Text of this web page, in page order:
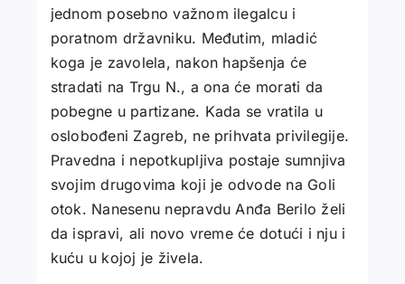
jednom posebno važnom ilegalcu i
poratnom državniku. Međutim, mladić
koga je zavolela, nakon hapšenja će
stradati na Trgu N., a ona će morati da
pobegne u partizane. Kada se vratila u
oslobođeni Zagreb, ne prihvata privilegije.
Pravedna i nepotkupljiva postaje sumnjiva
svojim drugovima koji je odvode na Goli
otok. Nanesenu nepravdu Anđa Berilo želi
da ispravi, ali novo vreme će dotući i nju i
kuću u kojoj je živela.